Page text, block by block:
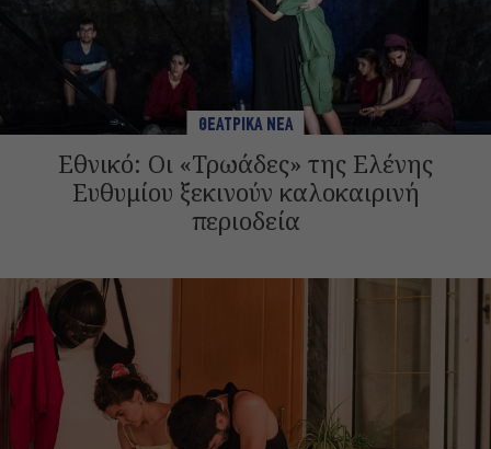
ΘΕΑΤΡΙΚΑ ΝΕΑ
Εθνικό: Οι «Τρωάδες» της Ελένης
Ευθυμίου ξεκινούν καλοκαιρινή
περιοδεία